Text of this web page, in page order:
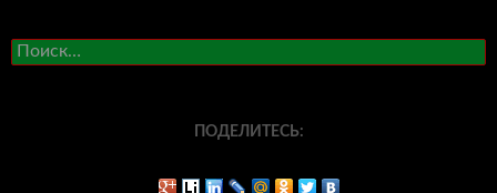
Найти:
ПОДЕЛИТЕСЬ: